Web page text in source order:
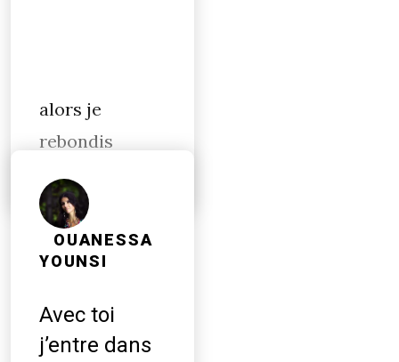
alors je
rebondis
OUANESSA
YOUNSI
Avec toi
j’entre dans